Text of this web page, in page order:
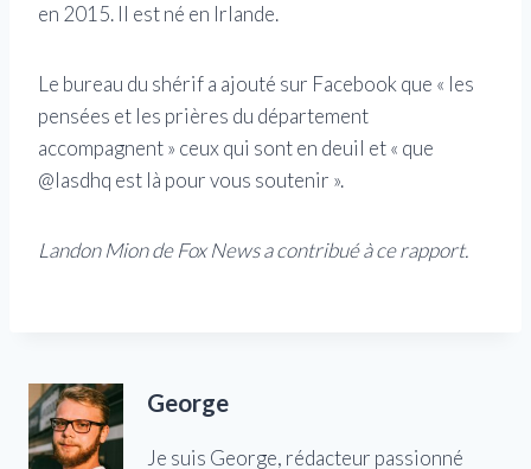
en 2015. Il est né en Irlande.
Le bureau du shérif a ajouté sur Facebook que « les
pensées et les prières du département
accompagnent » ceux qui sont en deuil et « que
@lasdhq est là pour vous soutenir ».
Landon Mion de Fox News a contribué à ce rapport.
George
Je suis George, rédacteur passionné